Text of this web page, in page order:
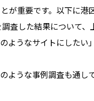
が重要です。以下に港
査した結果について
ようなサイトにしたい
ような事例調査も通し